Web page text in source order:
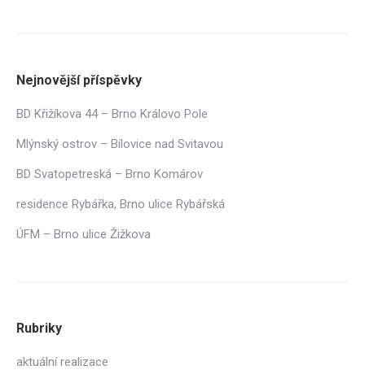
Nejnovější příspěvky
BD Křižíkova 44 – Brno Královo Pole
Mlýnský ostrov – Bílovice nad Svitavou
BD Svatopetreská – Brno Komárov
residence Rybářka, Brno ulice Rybářská
ÚFM – Brno ulice Žižkova
Rubriky
aktuální realizace